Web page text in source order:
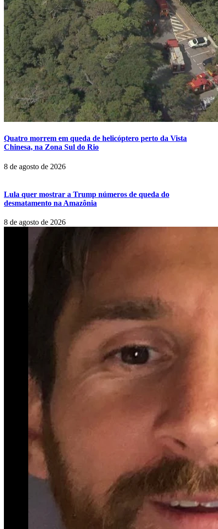
Quatro morrem em queda de helicóptero perto da Vista
Chinesa, na Zona Sul do Rio
8 de agosto de 2026
Lula quer mostrar a Trump números de queda do
desmatamento na Amazônia
8 de agosto de 2026